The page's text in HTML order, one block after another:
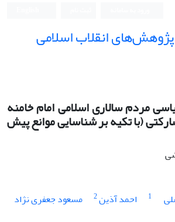
انقلاب اسلامی
مردم سالاری اسلامی امام خامنه
(با تکیه بر شناسایی موانع پیش
1 احمد آذین2 مسعود جعفری نژاد